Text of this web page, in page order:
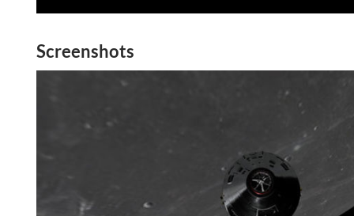
Screenshots